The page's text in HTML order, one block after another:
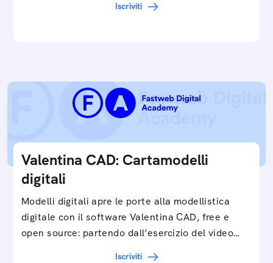
Iscriviti
Valentina CAD: Cartamodelli
digitali
Modelli digitali apre le porte alla modellistica
digitale con il software Valentina CAD, free e
open source: partendo dall’esercizio del video…
Iscriviti